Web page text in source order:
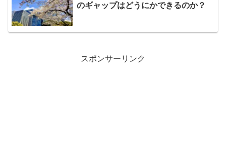
のギャップはどうにかできるのか？
スポンサーリンク